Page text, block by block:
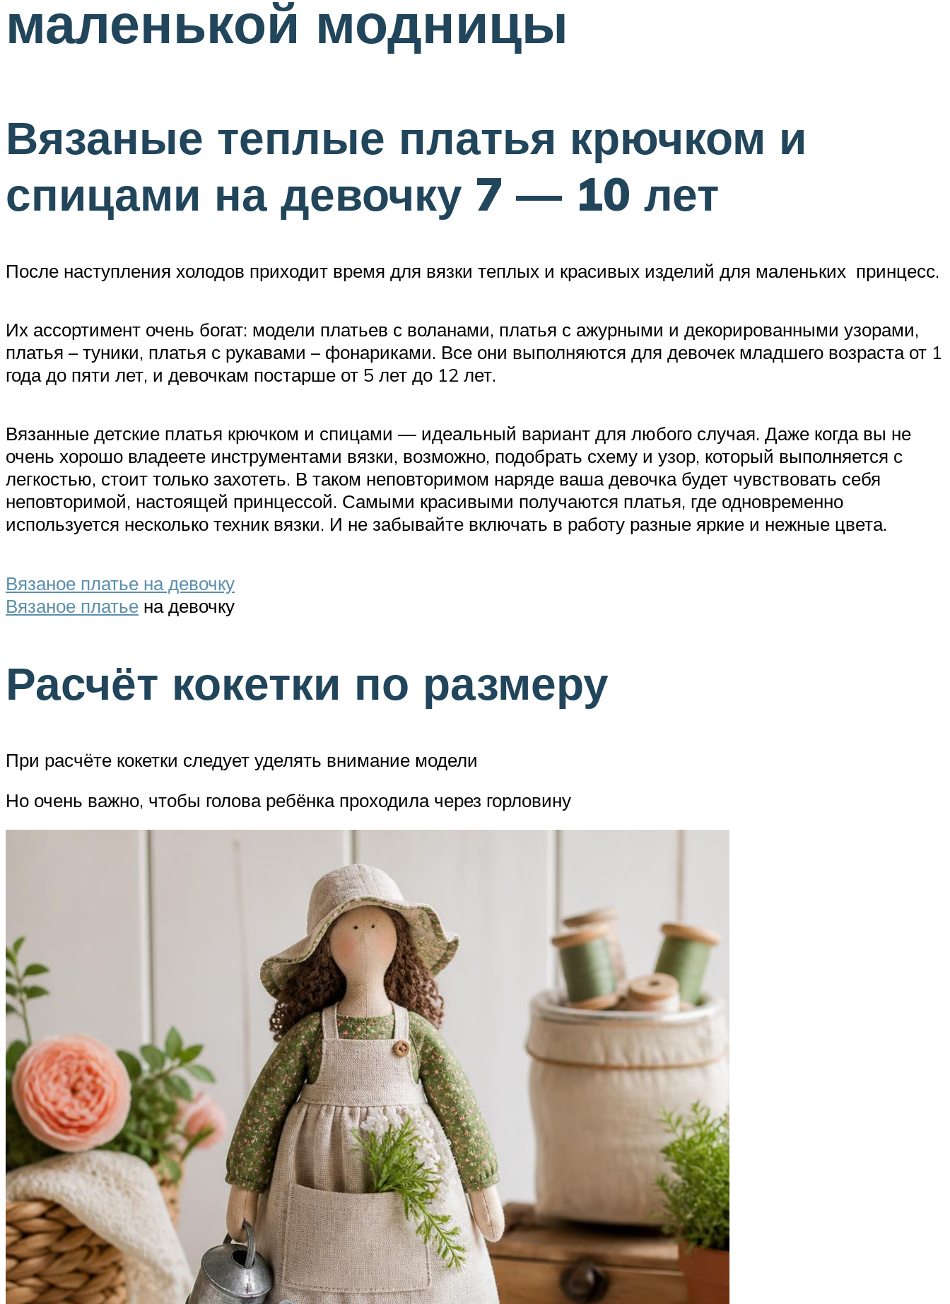
маленькой модницы
Вязаные теплые платья крючком и
спицами на девочку 7 — 10 лет
После наступления холодов приходит время для вязки теплых и красивых изделий для маленьких принцесс.
Их ассортимент очень богат: модели платьев с воланами, платья с ажурными и декорированными узорами,
платья – туники, платья с рукавами – фонариками. Все они выполняются для девочек младшего возраста от 1
года до пяти лет, и девочкам постарше от 5 лет до 12 лет.
Вязанные детские платья крючком и спицами — идеальный вариант для любого случая. Даже когда вы не
очень хорошо владеете инструментами вязки, возможно, подобрать схему и узор, который выполняется с
легкостью, стоит только захотеть. В таком неповторимом наряде ваша девочка будет чувствовать себя
неповторимой, настоящей принцессой. Самыми красивыми получаются платья, где одновременно
используется несколько техник вязки. И не забывайте включать в работу разные яркие и нежные цвета.
Вязаное платье на девочку
Вязаное платье на девочку
Расчёт кокетки по размеру
При расчёте кокетки следует уделять внимание модели
Но очень важно, чтобы голова ребёнка проходила через горловину